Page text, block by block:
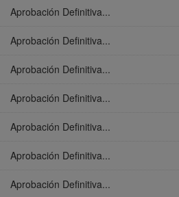
Aprobación Definitiva...
Aprobación Definitiva...
Aprobación Definitiva...
Aprobación Definitiva...
Aprobación Definitiva...
Aprobación Definitiva...
Aprobación Definitiva...